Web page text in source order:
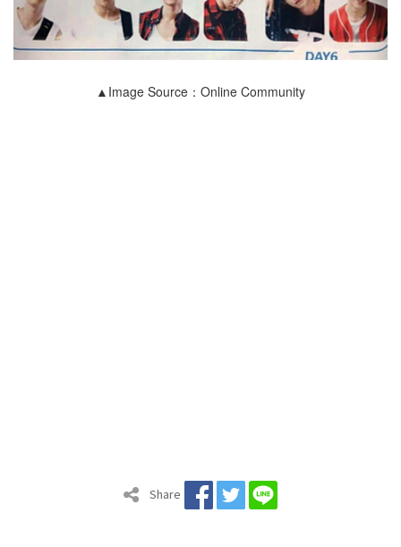
▲Image Source：Online Community
Share